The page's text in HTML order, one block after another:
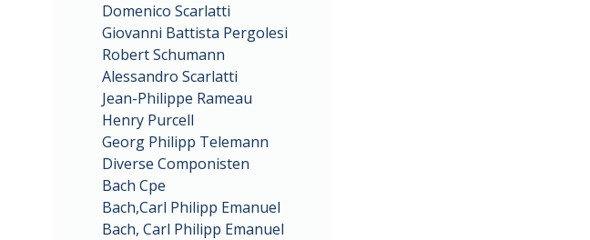
Domenico Scarlatti
Giovanni Battista Pergolesi
Robert Schumann
Alessandro Scarlatti
Jean-Philippe Rameau
Henry Purcell
Georg Philipp Telemann
Diverse Componisten
Bach Cpe
Bach,Carl Philipp Emanuel
Bach, Carl Philipp Emanuel